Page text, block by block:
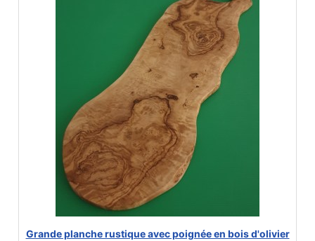
Grande planche rustique avec poignée en bois d'olivier